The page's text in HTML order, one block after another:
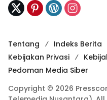
Tentang Indeks Berita
Kebijakan Privasi
Pedoman Media Siber
Copyright © 2026